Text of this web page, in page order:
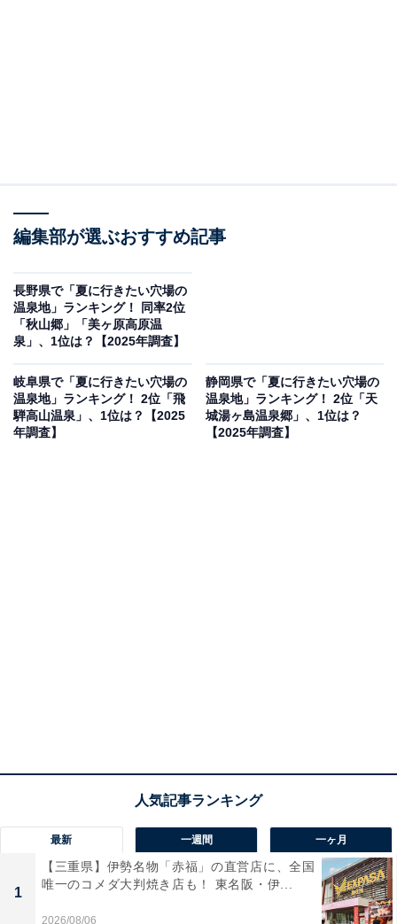
編集部が選ぶおすすめ記事
長野県で「夏に行きたい穴場の
温泉地」ランキング！ 同率2位
「秋山郷」「美ヶ原高原温
泉」、1位は？【2025年調査】
岐阜県で「夏に行きたい穴場の
温泉地」ランキング！ 2位「飛
騨高山温泉」、1位は？【2025
年調査】
静岡県で「夏に行きたい穴場の
温泉地」ランキング！ 2位「天
城湯ヶ島温泉郷」、1位は？
【2025年調査】
最新 一週間 一ヶ月
1
【三重県】伊勢名物「赤福」の直営店に、全国
唯一のコメダ大判焼き店も！ 東名阪・伊...
2026/08/06